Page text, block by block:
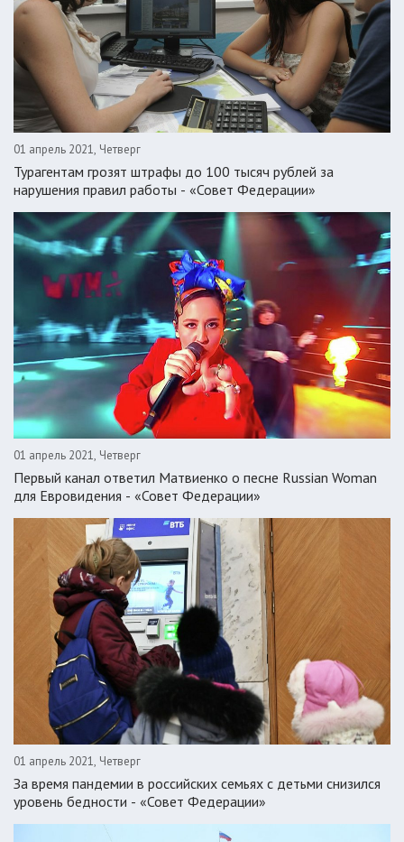
01 апрель 2021, Четверг
Турагентам грозят штрафы до 100 тысяч рублей за
нарушения правил работы - «Совет Федерации»
01 апрель 2021, Четверг
Первый канал ответил Матвиенко о песне Russian Woman
для Евровидения - «Совет Федерации»
01 апрель 2021, Четверг
За время пандемии в российских семьях с детьми снизился
уровень бедности - «Совет Федерации»